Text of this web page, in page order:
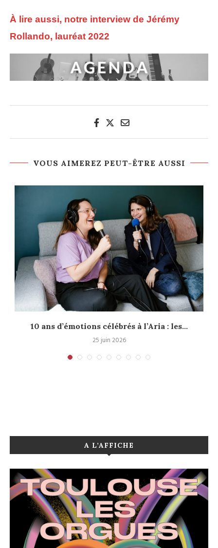
À lire aussi, notre interview de Jérémy
Rollando, lauréat 2022
VOUS AIMEREZ PEUT-ÊTRE AUSSI
10 ans d’émotions célébrés à l’Aria : les...
25 juin 2026
A L’AFFICHE